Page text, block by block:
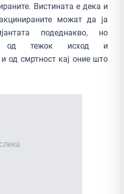
Вистината е дека и
можат да ја
подеднакво, но
од тежок исход и
од смртност кај оние што